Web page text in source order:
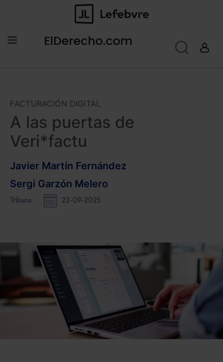
FACTURACIÓN DIGITAL
A las puertas de
Veri*factu
Javier Martín Fernández
Sergi Garzón Melero
Tribuna 22-09-2025